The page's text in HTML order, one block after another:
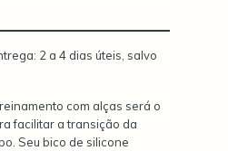
2 a 4 dias úteis, salvo
com alças será o
facilitar a transição da
Seu bico de silicone